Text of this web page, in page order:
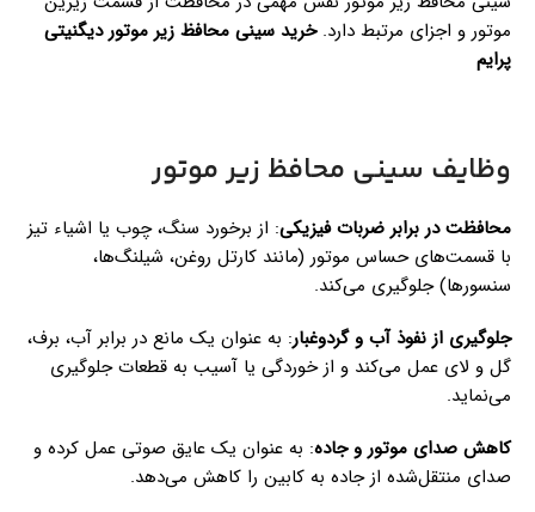
موتور و اجزای مرتبط دارد.خرید سینی محافظ زیر موتور دیگنیتی
پرایم
وظایف سینی محافظ زیر موتور
محافظت در برابر ضربات فیزیکی: از برخورد سنگ، چوب یا اشیاء تیز
با قسمت‌های حساس موتور (مانند کارتل روغن، شیلنگ‌ها،
سنسورها) جلوگیری می‌کند.
جلوگیری از نفوذ آب و گردوغبار: به عنوان یک مانع در برابر آب، برف،
گل و لای عمل می‌کند و از خوردگی یا آسیب به قطعات جلوگیری
می‌نماید.
کاهش صدای موتور و جاده: به عنوان یک عایق صوتی عمل کرده و
صدای منتقل‌شده از جاده به کابین را کاهش می‌دهد.